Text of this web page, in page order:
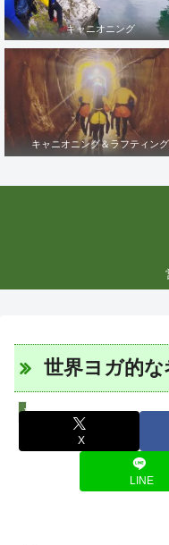
キャニオニング
キャニオニング＆ラフティング
世界ヨガ的な
J-WETインド支部～ヨガのこころ～
X
LINE